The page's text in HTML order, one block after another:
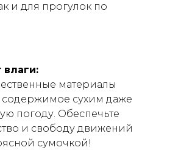
и для прогулок по
материалы
содержимое сухим даже
погоду. Обеспечьте
и свободу движений
сумочкой!